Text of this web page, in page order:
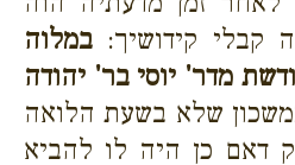
קבלי קידושיך: במלוה
מדר' יוסי בר' יהודה
שלא בשעת הלואה
דאם כן היה לו להביא